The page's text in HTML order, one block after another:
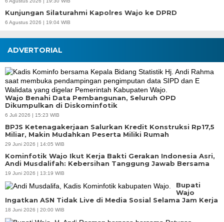
Kunjungan Silaturahmi Kapolres Wajo ke DPRD
6 Agustus 2026 | 19:04 WIB
ADVERTORIAL
Wajo Benahi Data Pembangunan, Seluruh OPD
Dikumpulkan di Diskominfotik
6 Juli 2026 | 15:23 WIB
BPJS Ketenagakerjaan Salurkan Kredit Konstruksi Rp17,5
Miliar, Makin Mudahkan Peserta Miliki Rumah
29 Juni 2026 | 14:05 WIB
Kominfotik Wajo Ikut Kerja Bakti Gerakan Indonesia Asri,
Andi Musdalifah: Kebersihan Tanggung Jawab Bersama
19 Juni 2026 | 13:19 WIB
Bupati
Wajo
Ingatkan ASN Tidak Live di Media Sosial Selama Jam Kerja
18 Juni 2026 | 20:00 WIB